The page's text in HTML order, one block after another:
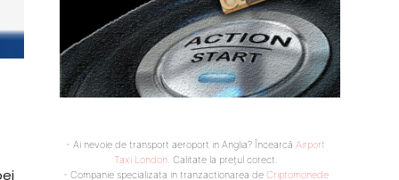
- Ai nevoie de transport aeroport in Anglia? Încearcă Airport
Taxi London. Calitate la prețul corect.
- Companie specializata in tranzactionarea de Criptomonede